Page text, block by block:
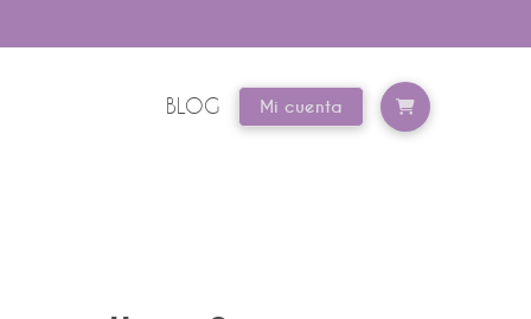
BLOG Mi cuenta